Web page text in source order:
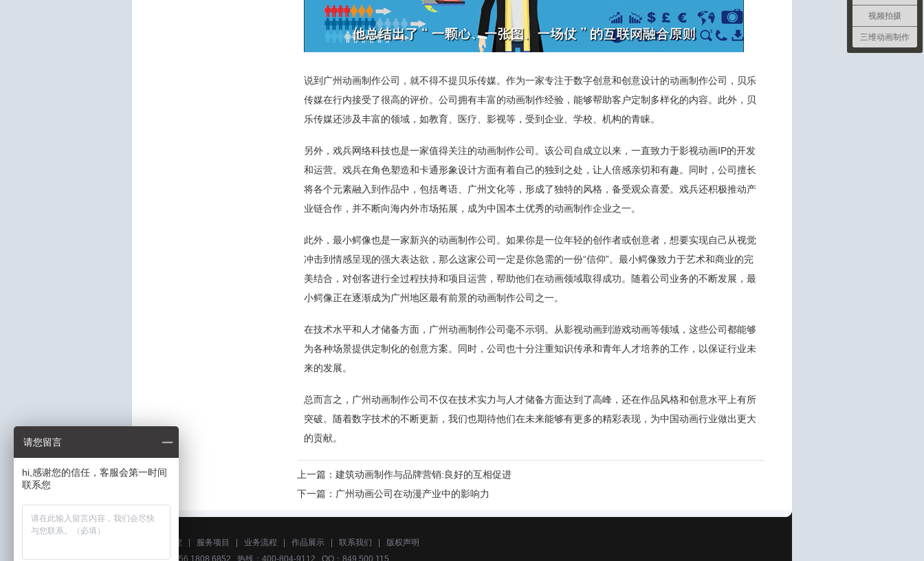
说到广州动画制作公司，就不得不提贝乐传媒。作为一家专注于数字创意和创意设计的动画制作公司，贝乐
传媒在行内接受了很高的评价。公司拥有丰富的动画制作经验，能够帮助客户定制多样化的内容。此外，贝
乐传媒还涉及丰富的领域，如教育、医疗、影视等，受到企业、学校、机构的青睐。
另外，戏兵网络科技也是一家值得关注的动画制作公司。该公司自成立以来，一直致力于影视动画IP的开发
和运营。戏兵在角色塑造和卡通形象设计方面有着自己的独到之处，让人倍感亲切和有趣。同时，公司擅长
将各个元素融入到作品中，包括粤语、广州文化等，形成了独特的风格，备受观众喜爱。戏兵还积极推动产
业链合作，并不断向海内外市场拓展，成为中国本土优秀的动画制作企业之一。
此外，最小鳄像也是一家新兴的动画制作公司。如果你是一位年轻的创作者或创意者，想要实现自己从视觉
冲击到情感呈现的强大表达欲，那么这家公司一定是你急需的一份“信仰”。最小鳄像致力于艺术和商业的完
美结合，对创客进行全过程扶持和项目运营，帮助他们在动画领域取得成功。随着公司业务的不断发展，最
小鳄像正在逐渐成为广州地区最有前景的动画制作公司之一。
在技术水平和人才储备方面，广州动画制作公司毫不示弱。从影视动画到游戏动画等领域，这些公司都能够
为各种场景提供定制化的创意方案。同时，公司也十分注重知识传承和青年人才培养的工作，以保证行业未
来的发展。
总而言之，广州动画制作公司不仅在技术实力与人才储备方面达到了高峰，还在作品风格和创意水平上有所
突破。随着数字技术的不断更新，我们也期待他们在未来能够有更多的精彩表现，为中国动画行业做出更大
的贡献。
上一篇： 建筑动画制作与品牌营销:良好的互相促进
下一篇： 广州动画公司在动漫产业中的影响力
关于艺虎 服务项目 业务流程 作品展示 联系我们
版权声明
电话：156 1808 6852 热线：400-804-9112 QQ：849 500 115
视频拍摄
三维动画制作
请您留言
hi,感谢您的信任，客服会第一时间
联系您